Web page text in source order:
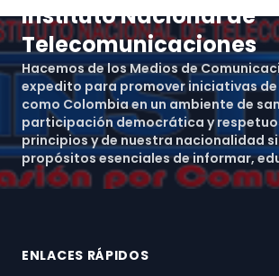
Instituto Nacional de
Telecomunicaciones
Hacemos de los Medios de
expedito para promover iniciativas de
como Colombia en un ambiente de
participación democrática y
principios y de nuestra nacionalidad
propósitos esenciales de informar,
ENLACES RÁPIDOS